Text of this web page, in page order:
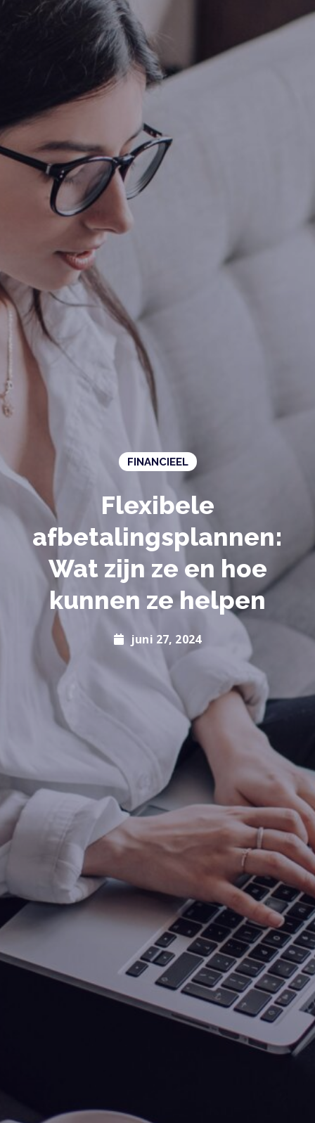
FINANCIEEL
Flexibele
afbetalingsplannen:
Wat zijn ze en hoe
kunnen ze helpen
juni 27, 2024